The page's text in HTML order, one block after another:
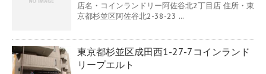
店名・コインランドリー阿佐谷北2丁目店 住所・東
京都杉並区阿佐谷北2-38-23 ...
東京都杉並区成田西1-27-7コインランド
リープエルト